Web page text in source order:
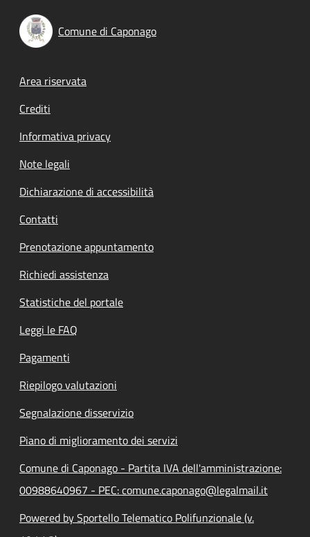
Comune di Caponago
Footer menu
Area riservata
Crediti
Informativa privacy
Note legali
Dichiarazione di accessibilità
Contatti
Prenotazione appuntamento
Richiedi assistenza
Statistiche del portale
Leggi le FAQ
Pagamenti
Riepilogo valutazioni
Segnalazione disservizio
Piano di miglioramento dei servizi
Comune di Caponago - Partita IVA dell'amministrazione:
00988640967 - PEC: comune.caponago@legalmail.it
Powered by Sportello Telematico Polifunzionale (v.